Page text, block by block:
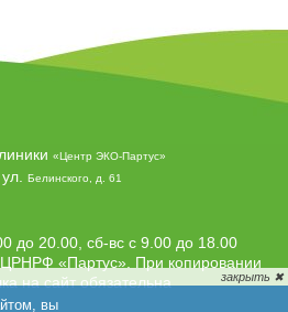
«Центр ЭКО-Партус»
, ул. Белинского, д. 61
до 20.00, сб-вс с 9.00 до 18.00
«Партус». При копировании
на сайт обязательна